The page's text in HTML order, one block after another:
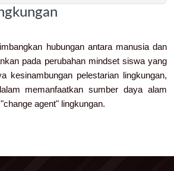
hubungan antara manusia dan
pada perubahan mindset siswa yang
kesinambungan pelestarian lingkungan,
memanfaatkan sumber daya alam
agent" lingkungan.